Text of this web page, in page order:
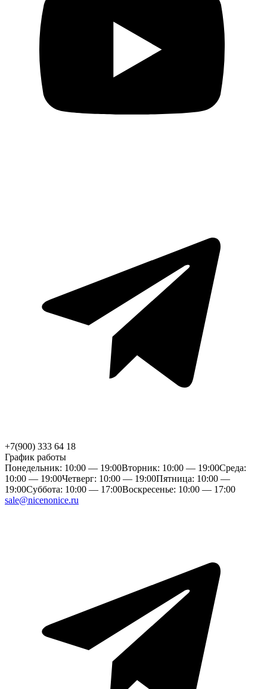
+7(900) 333 64 18
График работы
Понедельник: 10:00 — 19:00Вторник: 10:00 — 19:00Среда:
10:00 — 19:00Четверг: 10:00 — 19:00Пятница: 10:00 —
19:00Суббота: 10:00 — 17:00Воскресенье: 10:00 — 17:00
sale@nicenonice.ru